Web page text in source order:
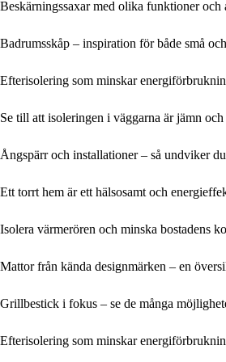
Beskärningssaxar med olika funktioner och
Badrumsskåp – inspiration för både små
Efterisolering som minskar
Se till att isoleringen i väggarna är jämn och
Ångspärr och installationer – så undviker
Ett torrt hem är ett hälsosamt och
Isolera värmerören och minska bostadens
Mattor från kända designmärken – en
Grillbestick i fokus – se de många
Efterisolering som minskar